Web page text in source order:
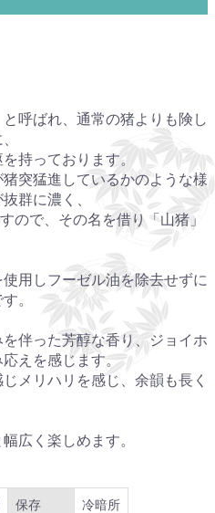
呼ばれ、通常の猪よりも険し
持っております。
突猛進しているかのような様
群に濃く、
ので、その名を借り「山猪」
用しフーゼル油を除去せずに
。
伴った芳醇な香り、ジョイホ
えを感じます。
メリハリを感じ、余韻も長く
広く楽しめます。
保存 冷暗所